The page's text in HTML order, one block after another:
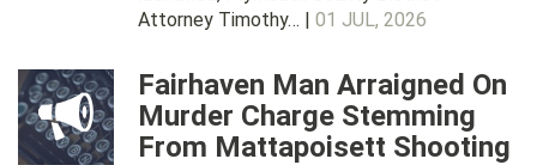
Attorney Timothy… | 01 JUL, 2026
Fairhaven Man Arraigned On
Murder Charge Stemming
From Mattapoisett Shooting